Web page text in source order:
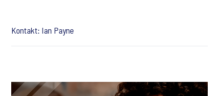
Kontakt: Ian Payne